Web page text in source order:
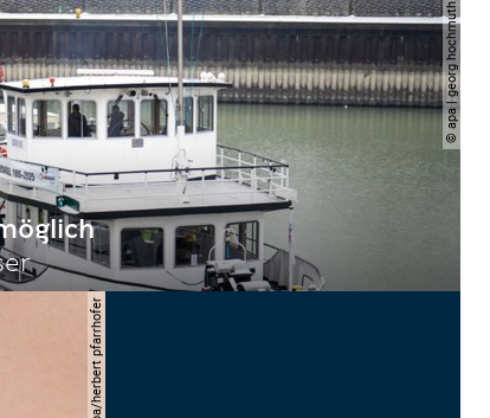
© apa | georg hochmuth
© apa/herbert pfarrhofer